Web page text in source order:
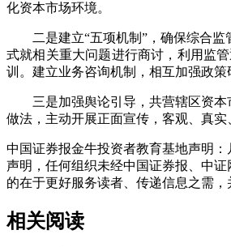
化资本市场环境。
二是建立“五项机制”，确保综合监
式就相关重大问题进行商讨，利用监
训。建立业务咨询机制，相互加强政
三是加强舆论引导，共营辖区资本
做法，主动开展正面宣传，客观、真
中国证券报金牛投资者教育基地声明
声明，任何组织未经中国证券报、中
的在于更好服务读者、传递信息之需
相关阅读